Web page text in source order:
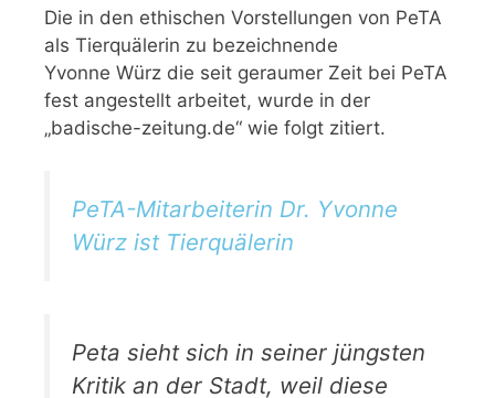
Die in den ethischen Vorstellungen von PeTA
als Tierquälerin zu bezeichnende
Yvonne Würz die seit geraumer Zeit bei PeTA
fest angestellt arbeitet, wurde in der
„badische-zeitung.de“ wie folgt zitiert.
PeTA-Mitarbeiterin Dr. Yvonne
Würz ist Tierquälerin
Peta sieht sich in seiner jüngsten
Kritik an der Stadt, weil diese